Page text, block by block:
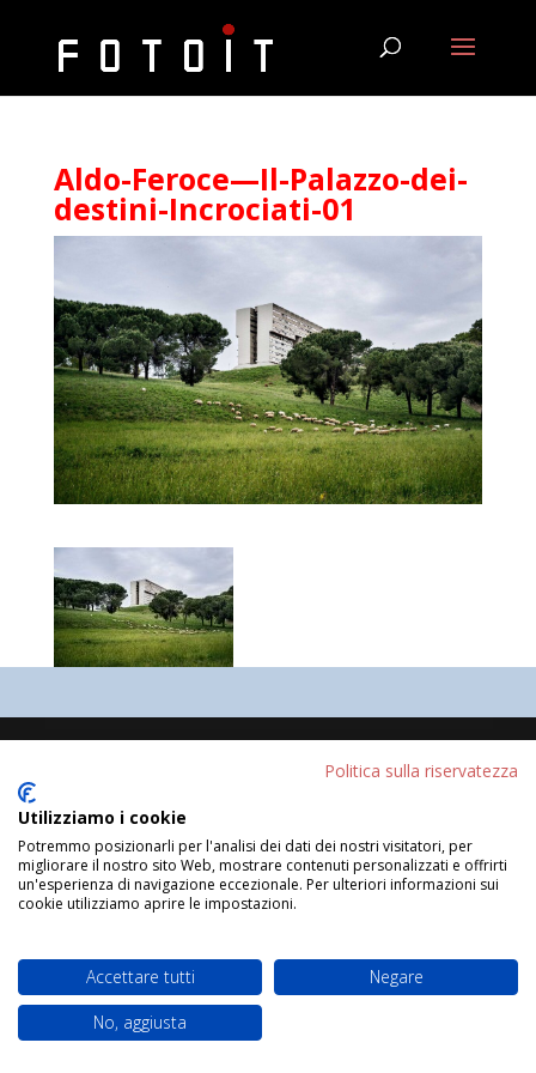
Aldo-Feroce—Il-Palazzo-dei-
destini-Incrociati-01
Politica sulla riservatezza
Utilizziamo i cookie
Potremmo posizionarli per l'analisi dei dati dei nostri visitatori, per
migliorare il nostro sito Web, mostrare contenuti personalizzati e offrirti
un'esperienza di navigazione eccezionale. Per ulteriori informazioni sui
cookie utilizziamo aprire le impostazioni.
Accettare tutti
Negare
No, aggiusta